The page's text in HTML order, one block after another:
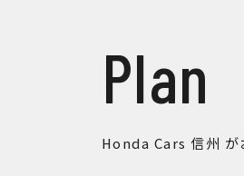
Plan
Honda Cars 信州 が